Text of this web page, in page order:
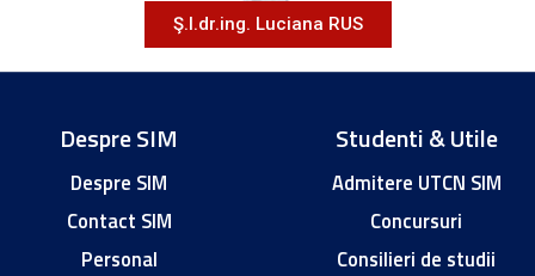
Ş.l.dr.ing. Luciana RUS
Despre SIM
Despre SIM
Contact SIM
Personal
Studenti & Utile
Admitere UTCN SIM
Concursuri
Consilieri de studii